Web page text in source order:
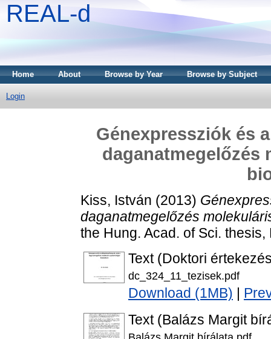
REAL-d
Home About Browse by Year Browse by Subject
Login
Génexpressziók és
daganatmegelőzés
Kiss, István (2013)
daganatmegelőzés
the Hung. Acad. of Sci. thesis,
Text (Doktori
dc_324_11_tezisek.pdf
Download (1MB)
Text (Balázs Margit